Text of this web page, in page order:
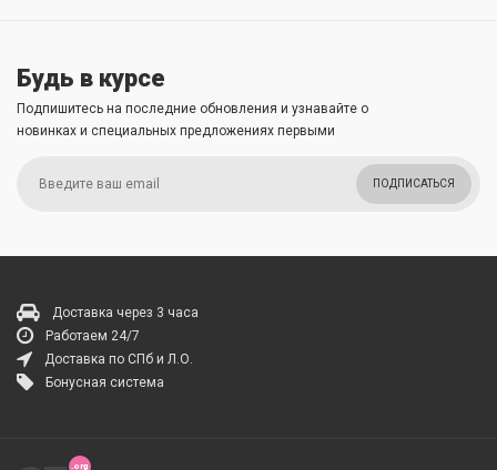
Будь в курсе
Подпишитесь на последние обновления и узнавайте о
новинках и специальных предложениях первыми
ПОДПИСАТЬСЯ
Доставка через 3 часа
Работаем 24/7
Доставка по СПб и Л.О.
Бонусная система